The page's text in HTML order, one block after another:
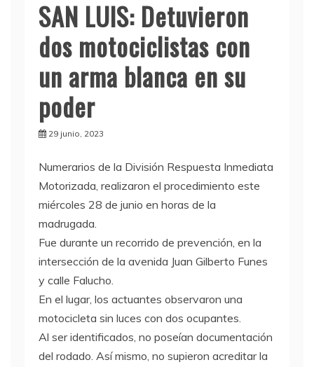
SAN LUIS: Detuvieron
dos motociclistas con
un arma blanca en su
poder
29 junio, 2023
Numerarios de la División Respuesta Inmediata
Motorizada, realizaron el procedimiento este
miércoles 28 de junio en horas de la
madrugada.
Fue durante un recorrido de prevención, en la
intersección de la avenida Juan Gilberto Funes
y calle Falucho.
En el lugar, los actuantes observaron una
motocicleta sin luces con dos ocupantes.
Al ser identificados, no poseían documentación
del rodado. Así mismo, no supieron acreditar la